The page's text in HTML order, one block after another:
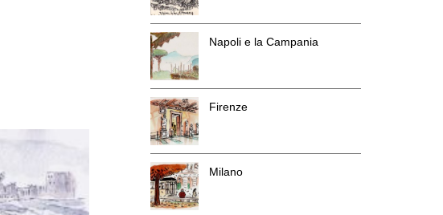
Napoli e la Campania
Firenze
Milano